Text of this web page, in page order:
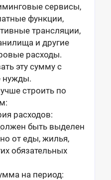
сервисы,
функции,
трансляции,
и другие
расходы.
эту сумму с
нужды.
строить по
расходов:
быть выделен
от еды, жилья,
обязательных
на период: